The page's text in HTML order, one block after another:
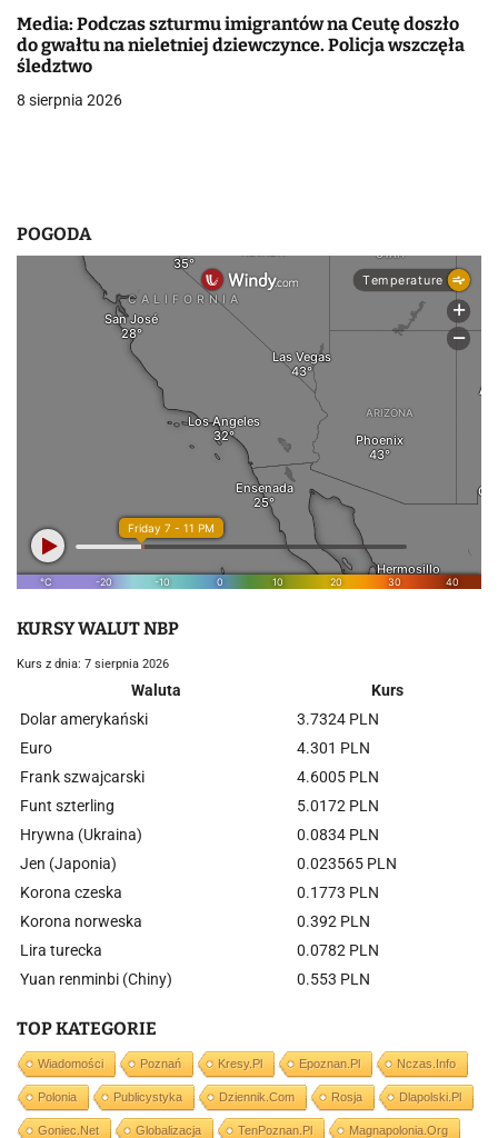
p
i
s
Media: Podczas szturmu imigrantów na Ceutę doszło
do gwałtu na nieletniej dziewczynce. Policja wszczęła
śledztwo
8 sierpnia 2026
POGODA
KURSY WALUT NBP
Kurs z dnia: 7 sierpnia 2026
Waluta
Kurs
Dolar amerykański
3.7324 PLN
Euro
4.301 PLN
Frank szwajcarski
4.6005 PLN
Funt szterling
5.0172 PLN
Hrywna (Ukraina)
0.0834 PLN
Jen (Japonia)
0.023565 PLN
Korona czeska
0.1773 PLN
Korona norweska
0.392 PLN
Lira turecka
0.0782 PLN
Yuan renminbi (Chiny)
0.553 PLN
TOP KATEGORIE
Wiadomości Poznań Kresy.pl Epoznan.pl Nczas.info
Polonia Publicystyka Dziennik.com Rosja Dlapolski.pl
Goniec.net Globalizacja TenPoznan.pl Magnapolonia.org